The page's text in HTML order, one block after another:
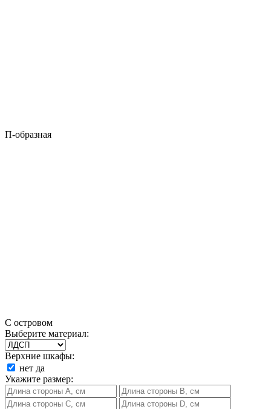
П-образная
С островом
Выберите материал:
Верхние шкафы:
нет да
Укажите размер: